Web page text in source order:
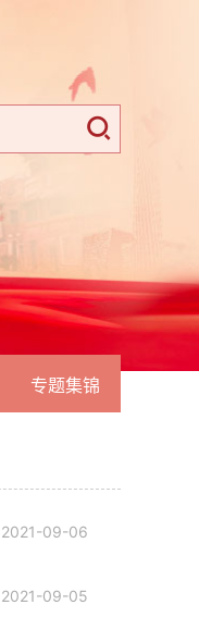
专题集锦
2021-09-06
2021-09-05